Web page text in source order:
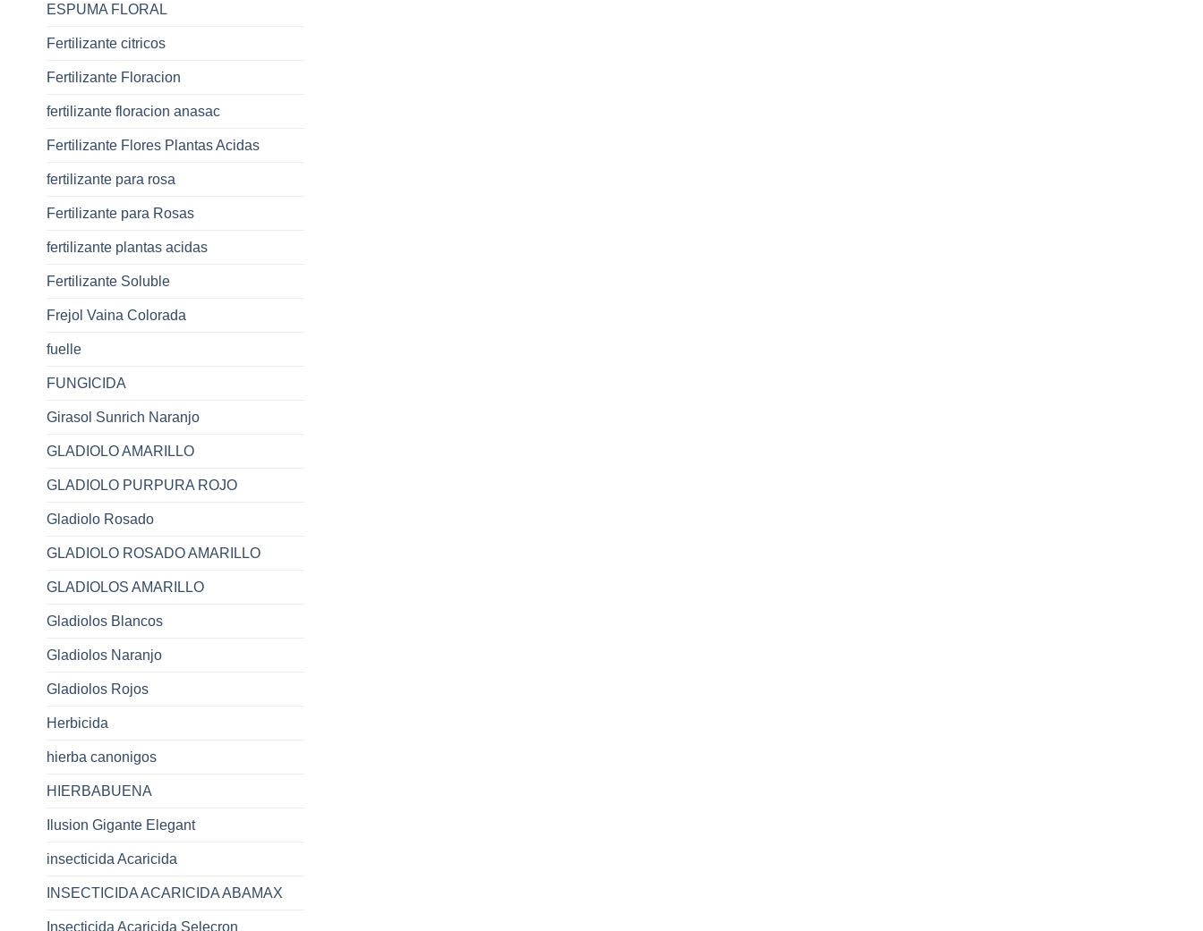
ESPUMA FLORAL
Fertilizante citricos
Fertilizante Floracion
fertilizante floracion anasac
Fertilizante Flores Plantas Acidas
fertilizante para rosa
Fertilizante para Rosas
fertilizante plantas acidas
Fertilizante Soluble
Frejol Vaina Colorada
fuelle
FUNGICIDA
Girasol Sunrich Naranjo
GLADIOLO AMARILLO
GLADIOLO PURPURA ROJO
Gladiolo Rosado
GLADIOLO ROSADO AMARILLO
GLADIOLOS AMARILLO
Gladiolos Blancos
Gladiolos Naranjo
Gladiolos Rojos
Herbicida
hierba canonigos
HIERBABUENA
Ilusion Gigante Elegant
insecticida Acaricida
INSECTICIDA ACARICIDA ABAMAX
Insecticida Acaricida Selecron